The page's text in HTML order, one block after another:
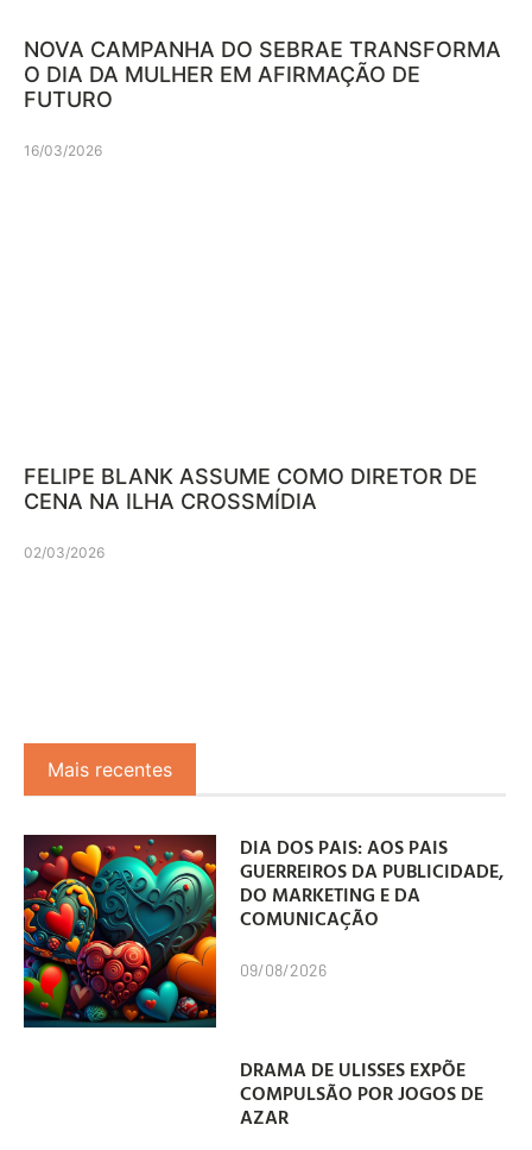
NOVA CAMPANHA DO SEBRAE TRANSFORMA
O DIA DA MULHER EM AFIRMAÇÃO DE
FUTURO
16/03/2026
FELIPE BLANK ASSUME COMO DIRETOR DE
CENA NA ILHA CROSSMÍDIA
02/03/2026
Mais recentes
DIA DOS PAIS: AOS PAIS
GUERREIROS DA PUBLICIDADE,
DO MARKETING E DA
COMUNICAÇÃO
09/08/2026
DRAMA DE ULISSES EXPÕE
COMPULSÃO POR JOGOS DE
AZAR